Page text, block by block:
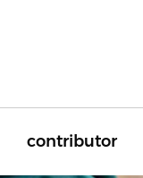
contributor